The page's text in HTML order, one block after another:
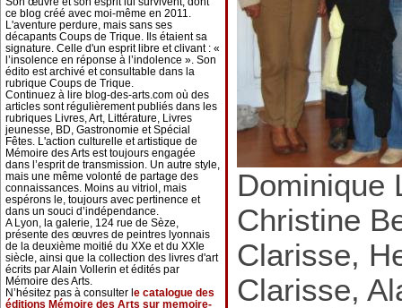
ce blog créé avec moi-même en 2011.
L'aventure perdure, mais sans ses
décapants Coups de Trique. Ils étaient sa
signature. Celle d'un esprit libre et clivant : «
l’insolence en réponse à l’indolence ». Son
édito est archivé et consultable dans la
rubrique Coups de Trique.
Continuez à lire blog-des-arts.com où des
articles sont régulièrement publiés dans les
rubriques Livres, Art, Littérature, Livres
jeunesse, BD, Gastronomie et Spécial
Fêtes. L'action culturelle et artistique de
Mémoire des Arts est toujours engagée
dans l’esprit de transmission. Un autre style,
mais une même volonté de partage des
connaissances. Moins au vitriol, mais
espérons le, toujours avec pertinence et
dans un souci d’indépendance.
A Lyon, la galerie, 124 rue de Sèze,
présente des œuvres de peintres lyonnais
de la deuxième moitié du XXe et du XXIe
siècle, ainsi que la collection des livres d'art
écrits par Alain Vollerin et édités par
Mémoire des Arts.
N’hésitez pas à consulter l e catalogue des
éditions Mémoire des Arts sur memoire-
Dominique
Christine
Clarisse,
Clarisse,